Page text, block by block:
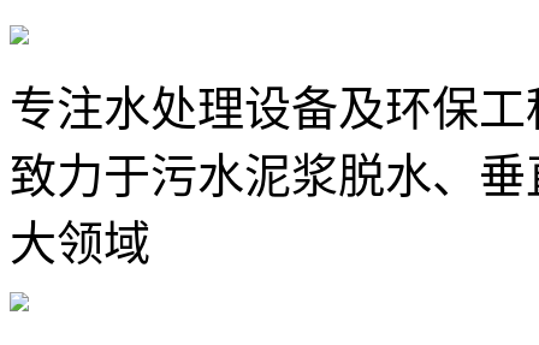
专注水处理设备及环保工
致力于污水泥浆脱水、
大领域